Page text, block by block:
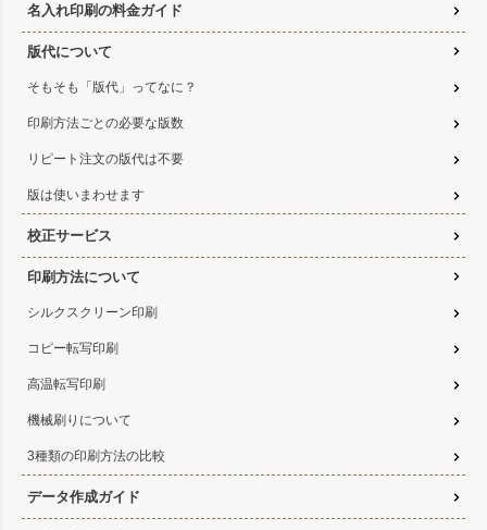
名入れ印刷の料金ガイド
版代について
そもそも「版代」ってなに？
印刷方法ごとの必要な版数
リピート注文の版代は不要
版は使いまわせます
校正サービス
印刷方法について
シルクスクリーン印刷
コピー転写印刷
高温転写印刷
機械刷りについて
3種類の印刷方法の比較
データ作成ガイド